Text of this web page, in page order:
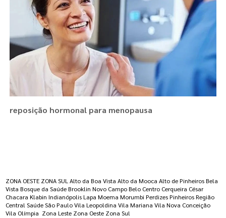
reposição hormonal para menopausa
ZONA OESTE ZONA SUL Alto da Boa Vista Alto da Mooca Alto de Pinheiros Bela
Vista Bosque da Saúde Brooklin Novo Campo Belo Centro Cerqueira César
Chacara Klabin Indianópolis Lapa Moema Morumbi Perdizes Pinheiros Região
Central Saúde São Paulo Vila Leopoldina Vila Mariana Vila Nova Conceição
Vila Olímpia Zona Leste Zona Oeste Zona Sul